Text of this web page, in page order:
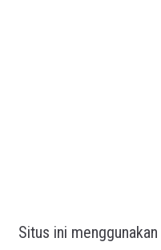
Situs ini